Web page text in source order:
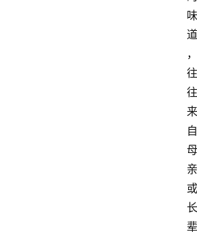
味
道
，
往
往
来
自
母
亲
或
长
辈